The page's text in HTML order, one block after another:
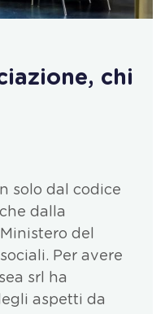
chi
solo dal codice
dalla
del
Per avere
srl ha
aspetti da